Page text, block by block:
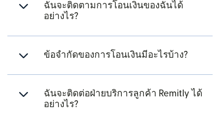
ฉันจะติดตามการโอนเงินของฉันได้
อย่างไร?
ข้อจำกัดของการโอนเงินมีอะไรบ้าง?
ฉันจะติดต่อฝ่ายบริการลูกค้า Remitly ได้
อย่างไร?